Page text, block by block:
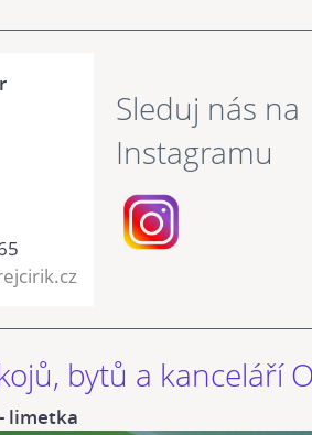
Sleduj nás na
Instagramu
bytů a kanceláří
limetka